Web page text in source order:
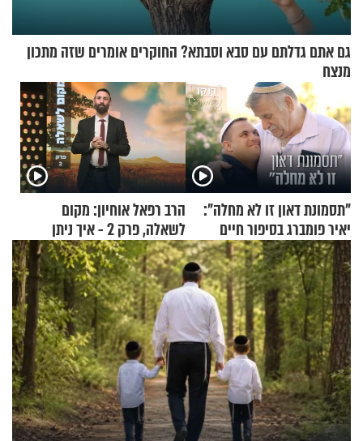
גם אתם גדלתם עם סבא וסבתא? החוקרים אומרים שזה מתכון
מנצח
"תסמונת דאון זו לא מחלה":
יאיר פומברג בסיפור חיים
מעורר השראה
הרב רפאל אוחיון: מקום
לשאלה, פרק 2 - איך ניתן
להוכיח שהתורה משמיים?